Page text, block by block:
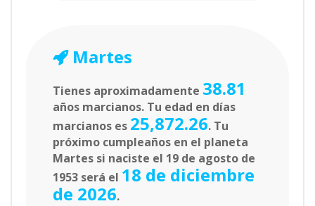
Martes
Tienes aproximadamente 38.81
años marcianos. Tu edad en días
marcianos es 25,872.26. Tu
próximo cumpleaños en el planeta
Martes si naciste el 19 de agosto de
1953 será el 18 de diciembre
de 2026.